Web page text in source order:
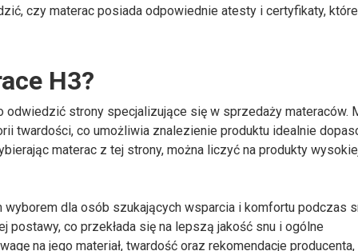
czy materac posiada odpowiednie atesty i certyfikaty, które
H3?
odwiedzić strony specjalizujące się w sprzedaży materaców.
twardości, co umożliwia znalezienie produktu idealnie
materac z tej strony, można liczyć na produkty
dla osób szukających wsparcia i komfortu podczas
co przekłada się na lepszą jakość snu i ogólne
na jego materiał, twardość oraz rekomendacje producenta,